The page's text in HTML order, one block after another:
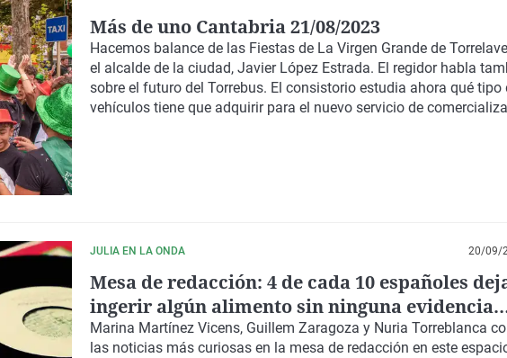
Más de uno Cantabria 21/08/2023
Hacemos balance de las Fiestas de La Virgen Grande de
el alcalde de la ciudad, Javier López Estrada. El regidor habla
sobre el futuro del Torrebus. El consistorio estudia ahora qué tipo
vehículos tiene que adquirir para el nuevo servicio de
JULIA EN LA ONDA 20/09/
Mesa de redacción: 4 de cada 10 españoles
ingerir algún alimento sin ninguna evidencia
científica
Marina Martínez Vicens, Guillem Zaragoza y Nuria Torreblanca
las noticias más curiosas en la mesa de redacción en este